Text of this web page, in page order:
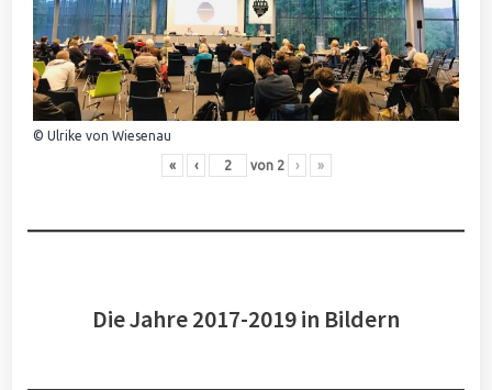
© Ulrike von Wiesenau
« ‹ von 2 › »
Die Jahre 2017-2019 in Bildern